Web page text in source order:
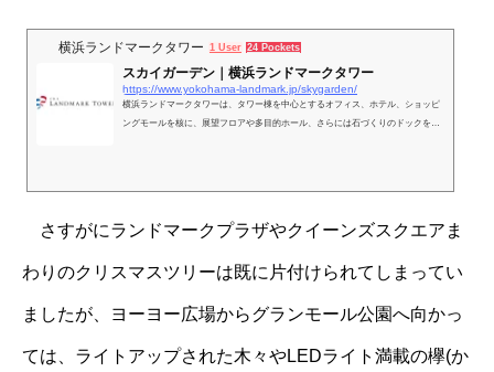
横浜ランドマークタワー 1 User 24 Pockets
スカイガーデン｜横浜ランドマークタワー
https://www.yokohama-landmark.jp/skygarden/
横浜ランドマークタワーは、タワー棟を中心とするオフィス、ホテル、ショッピ
ングモールを核に、展望フロアや多目的ホール、さらには石づくりのドックを復
さすがにランドマークプラザやクイーンズスクエアま
わりのクリスマスツリーは既に片付けられてしまってい
ましたが、ヨーヨー広場からグランモール公園へ向かっ
ては、ライトアップされた木々やLEDライト満載の欅(か